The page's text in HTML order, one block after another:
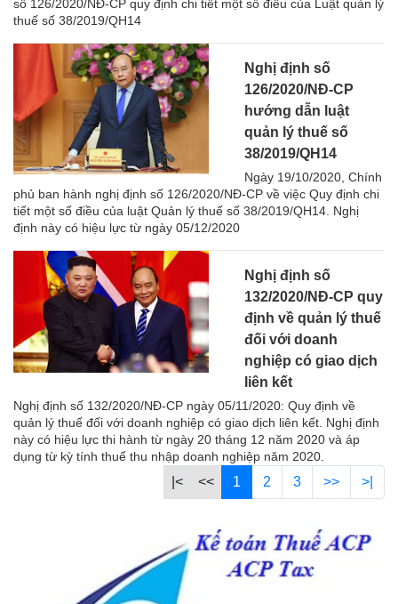
số 126/2020/NĐ-CP quy định chi tiết một số điều của Luật quản lý
thuế số 38/2019/QH14
Nghị định số
126/2020/NĐ-CP
hướng dẫn luật
quản lý thuế số
38/2019/QH14
Ngày 19/10/2020, Chính
phủ ban hành nghị định số 126/2020/NĐ-CP về việc Quy định chi
tiết một số điều của luật Quản lý thuế số 38/2019/QH14. Nghị
định này có hiệu lực từ ngày 05/12/2020
Nghị định số
132/2020/NĐ-CP quy
định về quản lý thuế
đối với doanh
nghiệp có giao dịch
liên kết
Nghị định số 132/2020/NĐ-CP ngày 05/11/2020: Quy định về
quản lý thuế đối với doanh nghiệp có giao dịch liên kết. Nghị định
này có hiệu lực thi hành từ ngày 20 tháng 12 năm 2020 và áp
dụng từ kỳ tính thuế thu nhập doanh nghiệp năm 2020.
|< << 1 2 3 >> >|